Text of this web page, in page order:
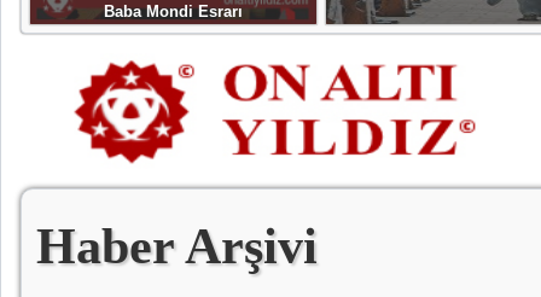
Baba Mondi Esrarı
Haber Arşivi